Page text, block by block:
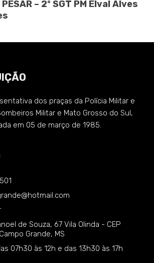
PESAR – 2º SGT PM Elval Alves
dos praças da Polícia Militar e
Militar e Mato Grosso do Sul,
em 05 de março de 1985.
de Souza, 67 Vila Olinda - CEP
Grande, MS
07h30 às 12h e das 13h30 às 17h